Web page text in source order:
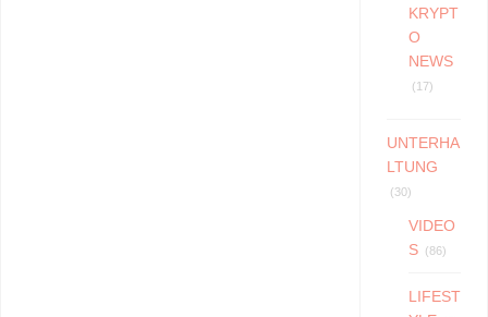
KRYPT
O
NEWS
(17)
UNTERHA
LTUNG
(30)
VIDEO
S
(86)
LIFEST